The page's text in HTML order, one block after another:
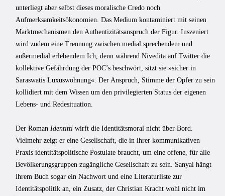
unterliegt aber selbst dieses moralische Credo noch
Aufmerksamkeitsökonomien. Das Medium kontaminiert mit seinen
Marktmechanismen den Authentizitätsanspruch der Figur. Inszeniert
wird zudem eine Trennung zwischen medial sprechendem und
außermedial erlebendem Ich, denn während Nivedita auf Twitter die
kollektive Gefährdung der POC’s beschwört, sitzt sie »sicher in
Saraswatis Luxuswohnung«. Der Anspruch, Stimme der Opfer zu sein
kollidiert mit dem Wissen um den privilegierten Status der eigenen
Lebens- und Redesituation.
Der Roman Identitti wirft die Identitätsmoral nicht über Bord.
Vielmehr zeigt er eine Gesellschaft, die in ihrer kommunikativen
Praxis identitätspolitische Postulate braucht, um eine offene, für alle
Bevölkerungsgruppen zugängliche Gesellschaft zu sein. Sanyal hängt
ihrem Buch sogar ein Nachwort und eine Literaturliste zur
Identitätspolitik an, ein Zusatz, der Christian Kracht wohl nicht im